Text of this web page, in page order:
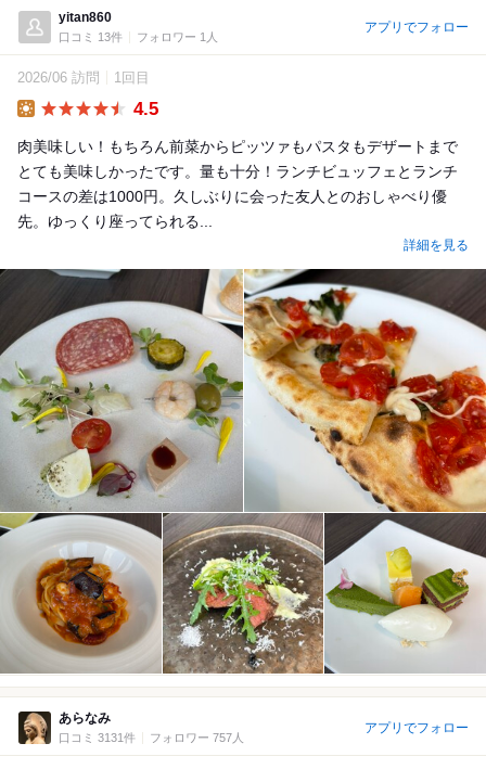
yitan860
口コミ 13件 フォロワー 1人
アプリでフォロー
2026/06 訪問 1回目
4.5
肉美味しい！もちろん前菜からピッツァもパスタもデザートまで
とても美味しかったです。量も十分！ランチビュッフェとランチ
コースの差は1000円。久しぶりに会った友人とのおしゃべり優
先。ゆっくり座ってられる...
詳細を見る
あらなみ
口コミ 3131件 フォロワー 757人
アプリでフォロー